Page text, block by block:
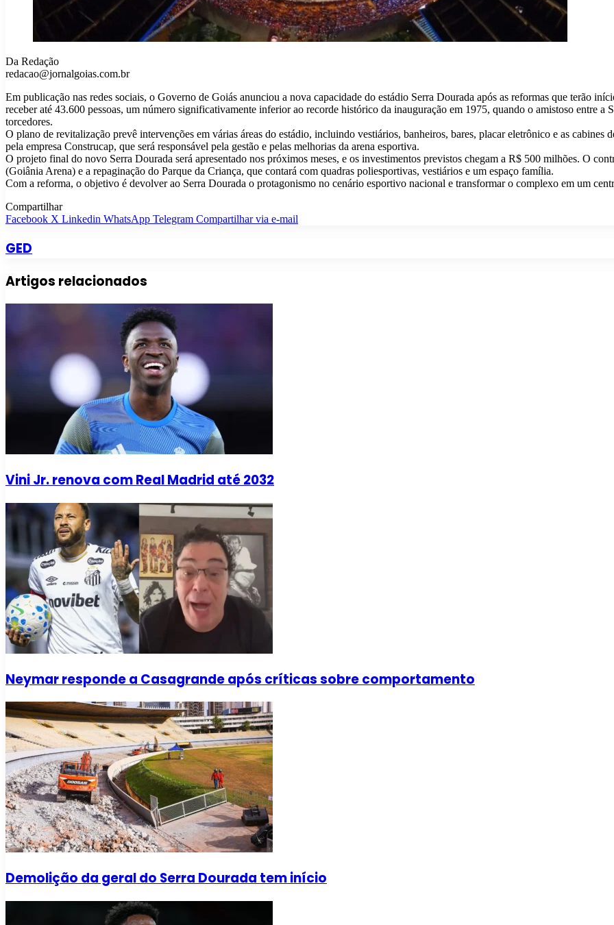
Da Redação
redacao@jornalgoias.com.br
Em publicação nas redes sociais, o Governo de Goiás anunciou a nova capacidade do estádio Serra Dourada após as reformas que terão
receber até 43.600 pessoas, um número significativamente inferior ao recorde histórico da inauguração em 1975, quando o amistoso entre a
torcedores.
O plano de revitalização prevê intervenções em várias áreas do estádio, incluindo vestiários, banheiros, bares, placar eletrônico e as cabines
pela empresa Construcap, que será responsável pela gestão e pelas melhorias da arena esportiva.
O projeto final do novo Serra Dourada será apresentado nos próximos meses, e os investimentos previstos chegam a R$ 500 milhões. O
(Goiânia Arena) e a repaginação do Parque da Criança, que contará com quadras poliesportivas, vestiários e um espaço família.
Com a reforma, o objetivo é devolver ao Serra Dourada o protagonismo no cenário esportivo nacional e transformar o complexo em um
Compartilhar
Facebook X Linkedin WhatsApp Telegram Compartilhar via e-mail
GED
Artigos relacionados
Vini Jr. renova com Real Madrid até 2032
Neymar responde a Casagrande após críticas sobre comportamento
Demolição da geral do Serra Dourada tem início